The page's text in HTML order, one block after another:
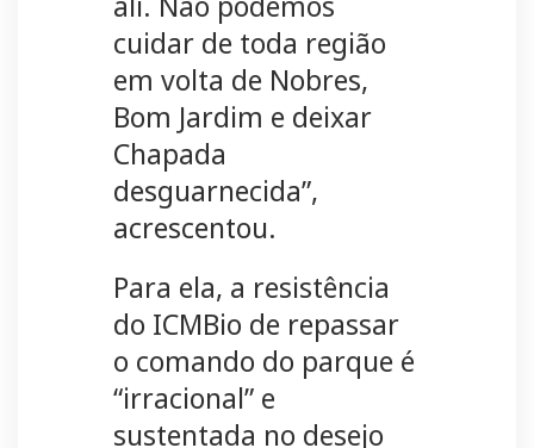
cuidar de toda região
em volta de Nobres,
Bom Jardim e deixar
Chapada
desguarnecida”,
acrescentou.
Para ela, a resistência
do ICMBio de repassar
o comando do parque é
“irracional” e
sustentada no desejo